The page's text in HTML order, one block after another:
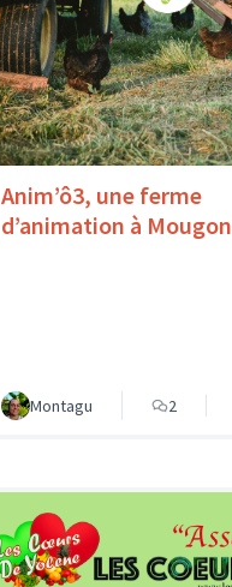
Anim’ô3, une ferme
d’animation à Mougon
Montagu 2